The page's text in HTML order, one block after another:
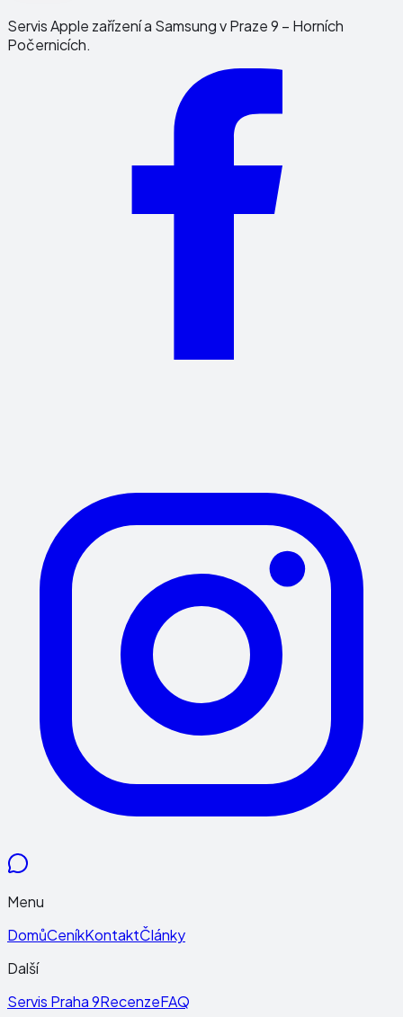
Servis Apple zařízení a Samsung v Praze 9 – Horních
Počernicích.
Menu
DomůCeníkKontaktČlánky
Další
Servis Praha 9RecenzeFAQ